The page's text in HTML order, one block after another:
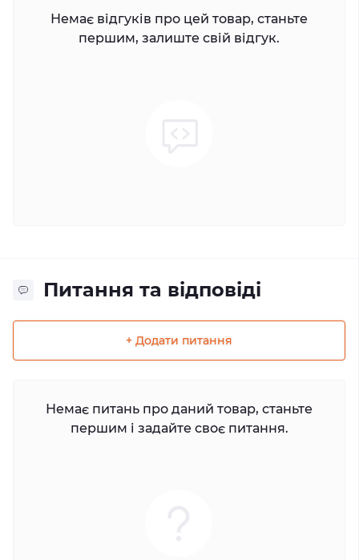
Немає відгуків про цей товар, станьте
першим, залиште свій відгук.
Питання та відповіді
+ Додати питання
Немає питань про даний товар, станьте
першим і задайте своє питання.